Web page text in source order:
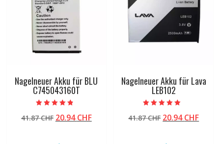
Nagelneuer Akku für BLU
C745043160T
4.50
von 5
41.87CHF Ursprünglicher
20.94CHFAktueller
Nagelneuer Akku für Lava
LEB102
5.00
von 5
41.87CHF Ursprünglicher
20.94CHF